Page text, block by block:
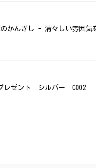
のかんざし - 清々しい雰囲気
レゼント シルバー C002